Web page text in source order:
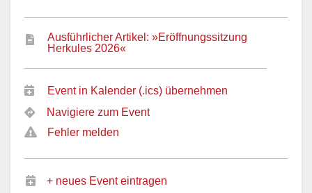
Ausführlicher Artikel: »Eröffnungssitzung
Herkules 2026«
Event in Kalender (.ics) übernehmen
Navigiere zum Event
Fehler melden
+ neues Event eintragen